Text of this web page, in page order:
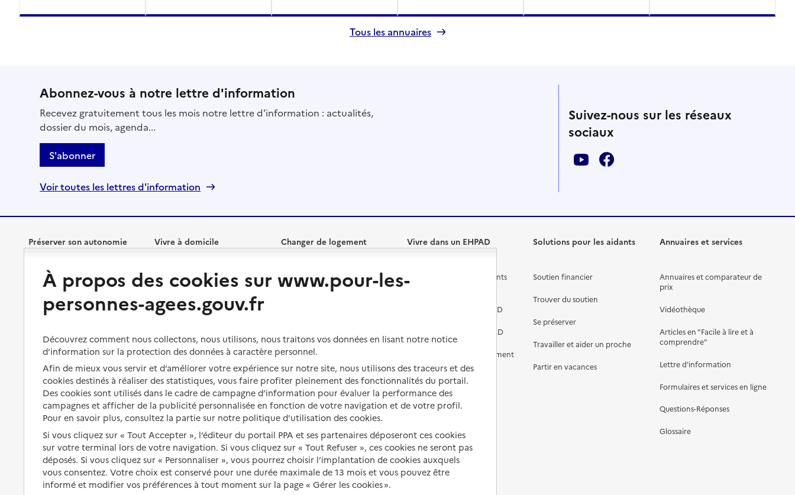
Tous les annuaires
Abonnez-vous à notre lettre d'information
Recevez gratuitement tous les mois notre lettre d'information : actualités,
dossier du mois, agenda...
S'abonner
Voir toutes les lettres d'information
Suivez-nous sur les réseaux
sociaux
Préserver son autonomie
Perte d'autonomie : évaluation
et droits
Aménager son logement et
Préserver son autonomie et sa
santé
Organiser à l'avance sa propre
protection
Les mesures de protection
À qui s’adresser ?
Les politiques du grand âge
Vivre à domicile
Bénéficier d'aide à domicile
Bénéficier de soins à domicile
Solutions d'accueil temporaire
Partager son logement
Vivre à domicile avec une
maladie ou un handicap
Être hospitalisé
Fin de vie à domicile
Changer de logement
Les questions à se poser
Vivre en accueil familial
Autres solutions de logement
Vivre dans un EHPAD
Les différents établissements
médicalisés
Préparer l'entrée en EHPAD
Aides financières en EHPAD
Prévention, accompagnement
et soins
Comprendre les prix en
EHPAD
Fin de vie en EHPAD
Solutions pour les aidants
Soutien financier
Trouver du soutien
Se préserver
Travailler et aider un proche
Partir en vacances
Annuaires et services
Annuaires et comparateur de
prix
Vidéothèque
Articles en "Facile à lire et à
comprendre"
Lettre d'information
Formulaires et services en ligne
Questions-Réponses
Glossaire
À propos des cookies sur www.pour-les-
personnes-agees.gouv.fr
Découvrez comment nous collectons, nous utilisons, nous traitons vos données en lisant notre notice
d’information sur la protection des données à caractère personnel.
Afin de mieux vous servir et d’améliorer votre expérience sur notre site, nous utilisons des traceurs et des
cookies destinés à réaliser des statistiques, vous faire profiter pleinement des fonctionnalités du portail.
Des cookies sont utilisés dans le cadre de campagne d’information pour évaluer la performance des
campagnes et afficher de la publicité personnalisée en fonction de votre navigation et de votre profil.
Pour en savoir plus, consultez la partie sur notre politique d'utilisation des cookies.
Si vous cliquez sur « Tout Accepter », l’éditeur du portail PPA et ses partenaires déposeront ces cookies
sur votre terminal lors de votre navigation. Si vous cliquez sur « Tout Refuser », ces cookies ne seront pas
déposés. Si vous cliquez sur « Personnaliser », vous pourrez choisir l’implantation de cookies auxquels
vous consentez. Votre choix est conservé pour une durée maximale de 13 mois et vous pouvez être
informé et modifier vos préférences à tout moment sur la page « Gérer les cookies ».